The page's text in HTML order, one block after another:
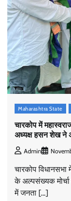
Maharashtra State
चारकोप में
अध्यक्ष हसन शेख ने
Admin
चारकोप विधानसभा
के अल्पसंख्यक
में जनता […]